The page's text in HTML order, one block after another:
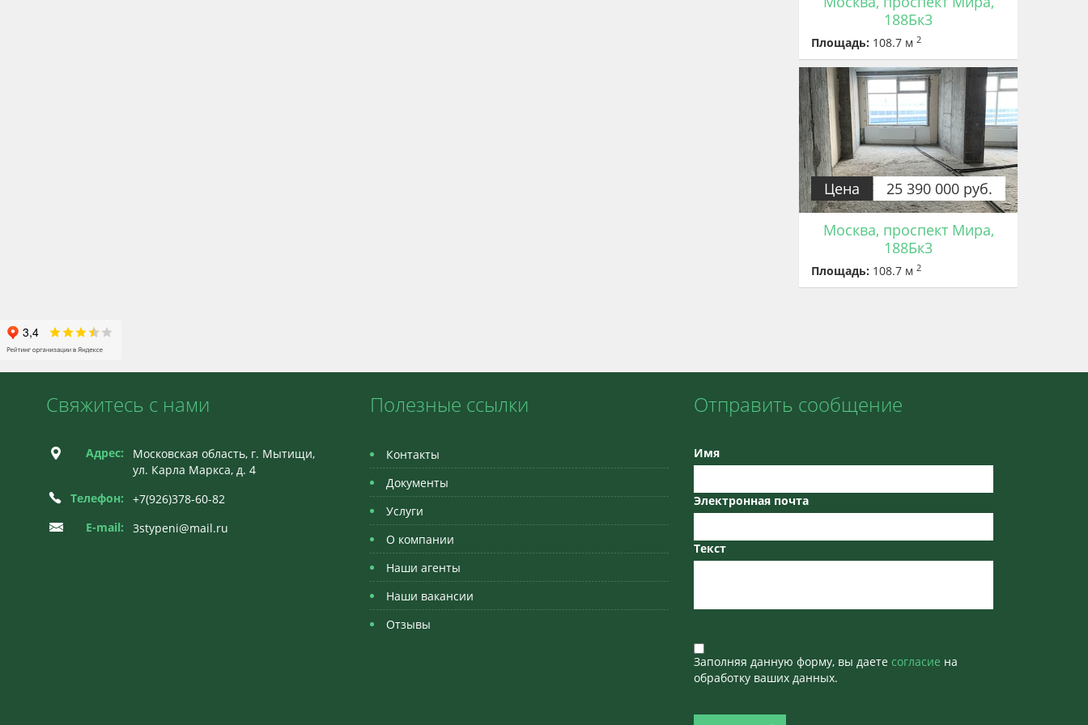
188Бк3
Площадь: 108.7 м 2
25 390 000 руб.
Цена
Москва, проспект Мира,
188Бк3
Площадь: 108.7 м 2
Свяжитесь с нами
Адрес:
Московская область, г. Мытищи,
ул. Карла Маркса, д. 4
Телефон:
+7(926)378-60-82
E-mail:
3stypeni@mail.ru
Полезные ссылки
Контакты
Документы
Услуги
О компании
Наши агенты
Наши вакансии
Отзывы
Отправить сообщение
Имя
Электронная почта
Текст
Заполняя данную форму, вы даете согласие на
обработку ваших данных.